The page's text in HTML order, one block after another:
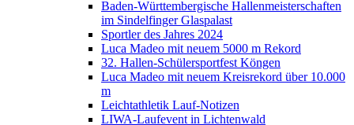
Baden-Württembergische Hallenmeisterschaften
im Sindelfinger Glaspalast
Sportler des Jahres 2024
Luca Madeo mit neuem 5000 m Rekord
32. Hallen-Schülersportfest Köngen
Luca Madeo mit neuem Kreisrekord über 10.000
m
Leichtathletik Lauf-Notizen
LIWA-Laufevent in Lichtenwald